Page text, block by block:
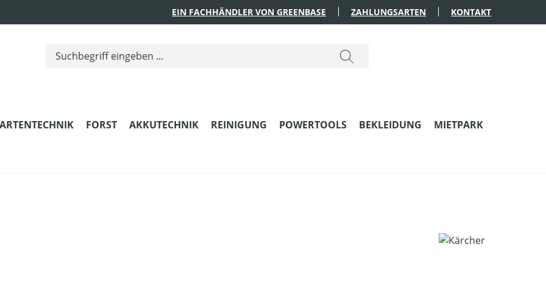
EIN FACHHÄNDLER VON GREENBASE ZAHLUNGSARTEN KONTAKT
FORST AKKUTECHNIK REINIGUNG POWERTOOLS BEKLEIDUNG MIETPARK